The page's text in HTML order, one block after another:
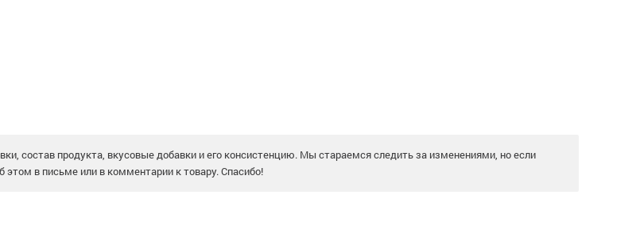
состав продукта, вкусовые добавки и его консистенцию. Мы стараемся следить за изменениями, но если
в письме или в комментарии к товару. Спасибо!